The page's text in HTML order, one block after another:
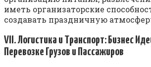
иметь организаторские
создавать праздничную
VII. Логистика и Транспорт: Бизнес
Перевозке Грузов и Пассажиров